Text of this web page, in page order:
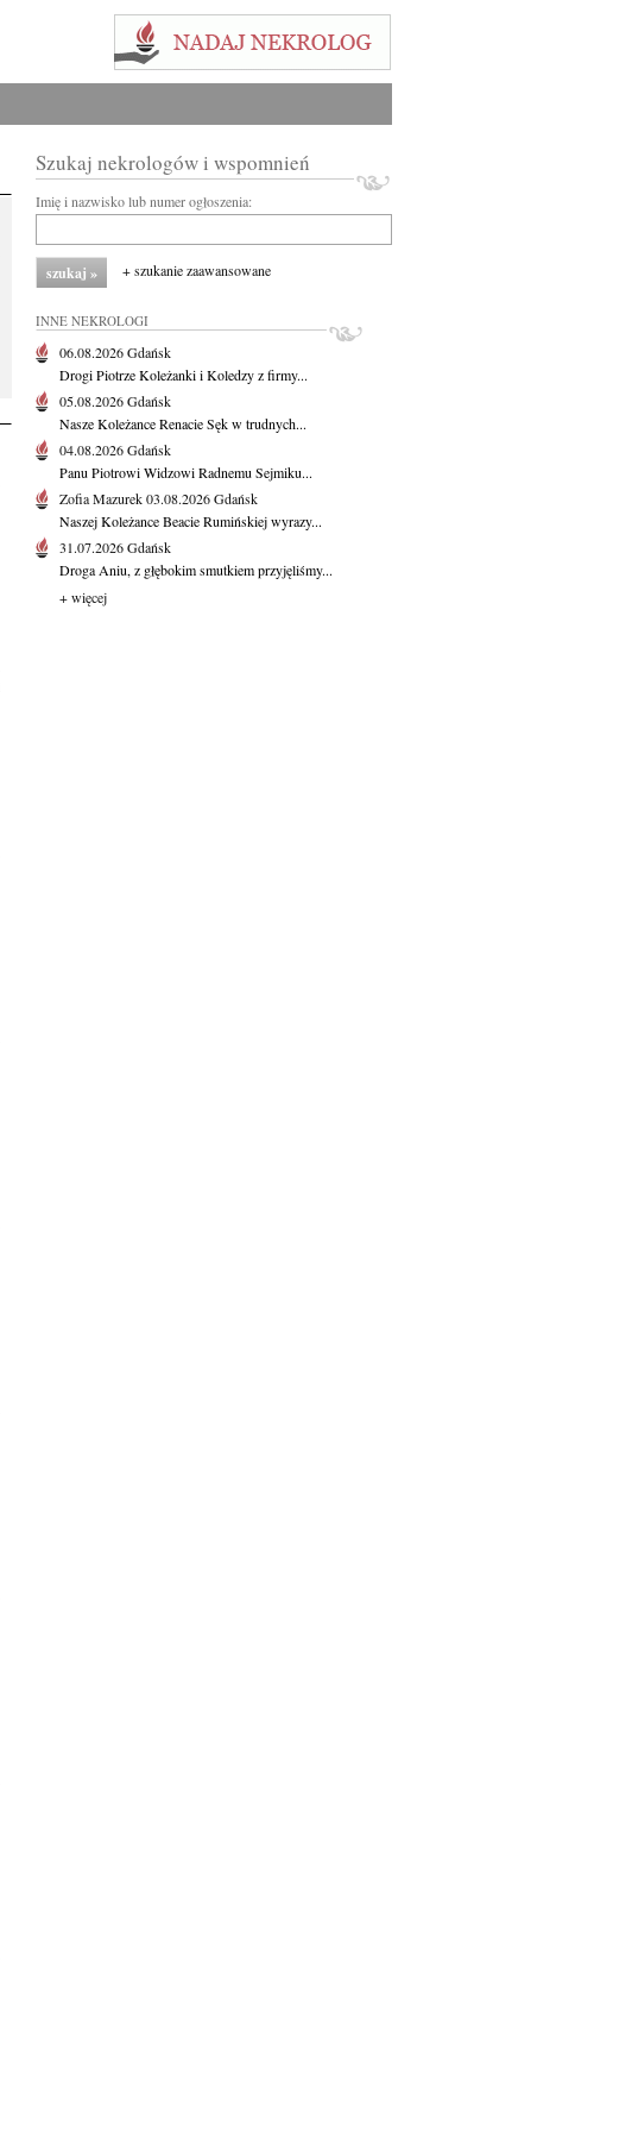
Szukaj nekrologów i wspomnień
Imię i nazwisko lub numer ogłoszenia:
+ szukanie zaawansowane
INNE NEKROLOGI
06.08.2026Gdańsk
Drogi Piotrze Koleżanki i Koledzy z firmy...
05.08.2026Gdańsk
Nasze Koleżance Renacie Sęk w trudnych...
04.08.2026Gdańsk
Panu Piotrowi Widzowi Radnemu Sejmiku...
Zofia Mazurek03.08.2026Gdańsk
Naszej Koleżance Beacie Rumińskiej wyrazy...
31.07.2026Gdańsk
Droga Aniu, z głębokim smutkiem przyjęliśmy...
+ więcej